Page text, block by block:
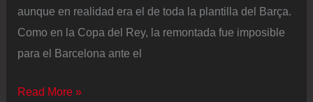
aunque en realidad era el de toda la plantilla del Barça.
Como en la Copa del Rey, la remontada fue imposible
para el Barcelona ante el
Hansi
Read More »